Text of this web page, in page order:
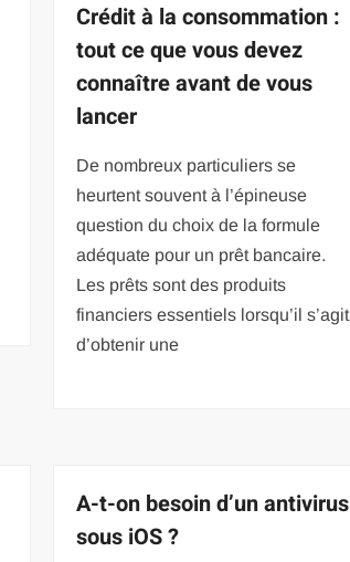
Crédit à la consommation :
tout ce que vous devez
connaître avant de vous
lancer
De nombreux particuliers se
heurtent souvent à l’épineuse
question du choix de la formule
adéquate pour un prêt bancaire.
Les prêts sont des produits
financiers essentiels lorsqu’il s’agit
d’obtenir une
A-t-on besoin d’un antivirus
sous iOS ?